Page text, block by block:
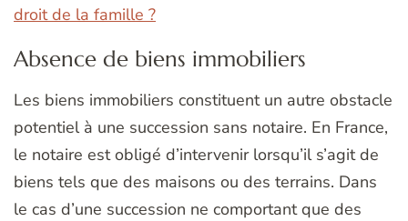
droit de la famille ?
Absence de biens immobiliers
Les biens immobiliers constituent un autre obstacle
potentiel à une succession sans notaire. En France,
le notaire est obligé d’intervenir lorsqu’il s’agit de
biens tels que des maisons ou des terrains. Dans
le cas d’une succession ne comportant que des